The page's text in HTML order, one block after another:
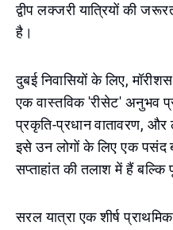
द्वीप लक्जरी यात्रियों की
है।
दुबई निवासियों के लिए,
एक वास्तविक 'रीसेट' अनुभव
प्रकृति-प्रधान वातावरण, और
इसे उन लोगों के लिए एक पसंद
सप्ताहांत की तलाश में हैं
सरल यात्रा एक शीर्ष